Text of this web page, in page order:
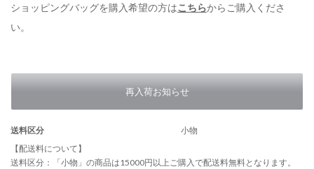
ショッピングバッグを購入希望の方はこちらからご購入くださ
い。
再入荷お知らせ
送料区分
小物
【配送料について】
送料区分：「小物」の商品は15000円以上ご購入で配送料無料となります。